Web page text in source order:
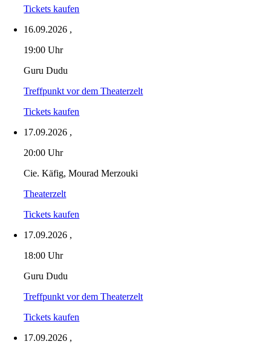
Tickets kaufen
16.09.2026 ,
19:00 Uhr
Guru Dudu
Treffpunkt vor dem Theaterzelt
Tickets kaufen
17.09.2026 ,
20:00 Uhr
Cie. Käfig, Mourad Merzouki
Theaterzelt
Tickets kaufen
17.09.2026 ,
18:00 Uhr
Guru Dudu
Treffpunkt vor dem Theaterzelt
Tickets kaufen
17.09.2026 ,